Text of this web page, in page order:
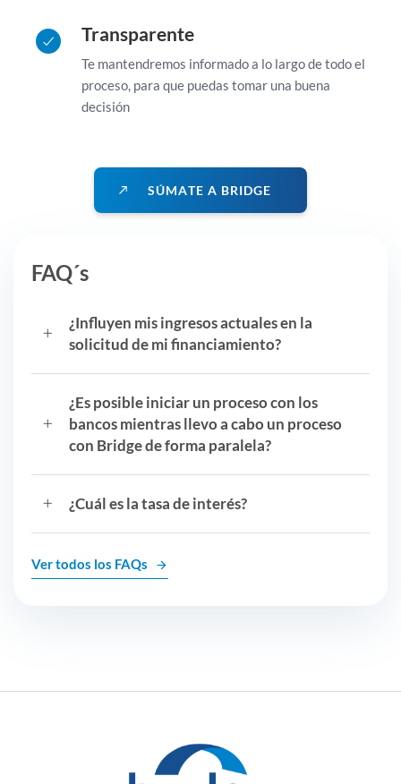
Transparente
Te mantendremos informado a lo largo de todo el
proceso, para que puedas tomar una buena
decisión
SÚMATE A BRIDGE
FAQ´s
¿Influyen mis ingresos actuales en la
solicitud de mi financiamiento?
¿Es posible iniciar un proceso con los
bancos mientras llevo a cabo un proceso
con Bridge de forma paralela?
¿Cuál es la tasa de interés?
Ver todos los FAQs